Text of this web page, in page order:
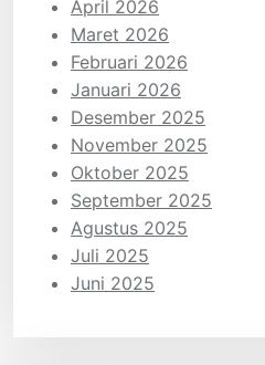
April 2026
Maret 2026
Februari 2026
Januari 2026
Desember 2025
November 2025
Oktober 2025
September 2025
Agustus 2025
Juli 2025
Juni 2025